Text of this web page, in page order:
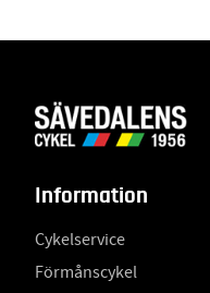
Information
Cykelservice
Förmånscykel